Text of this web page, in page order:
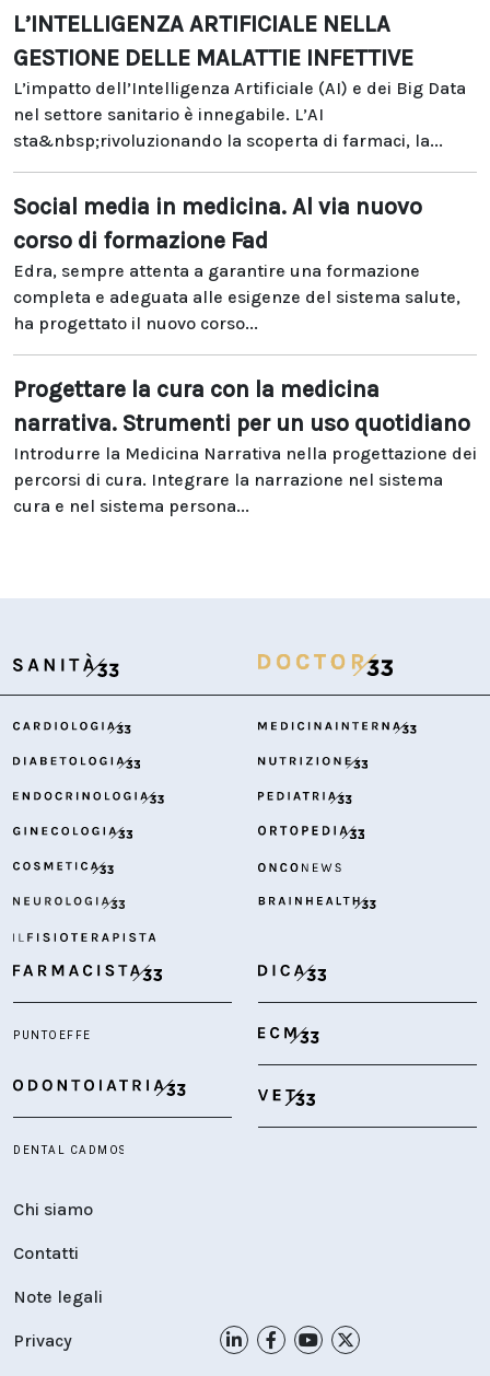
L’INTELLIGENZA ARTIFICIALE NELLA
GESTIONE DELLE MALATTIE INFETTIVE
L’impatto dell’Intelligenza Artificiale (AI) e dei Big Data
nel settore sanitario è innegabile. L’AI
sta&nbsp;rivoluzionando la scoperta di farmaci, la...
Social media in medicina. Al via nuovo
corso di formazione Fad
Edra, sempre attenta a garantire una formazione
completa e adeguata alle esigenze del sistema salute,
ha progettato il nuovo corso...
Progettare la cura con la medicina
narrativa. Strumenti per un uso quotidiano
Introdurre la Medicina Narrativa nella progettazione dei
percorsi di cura. Integrare la narrazione nel sistema
cura e nel sistema persona...
Chi siamo
Contatti
Note legali
Privacy